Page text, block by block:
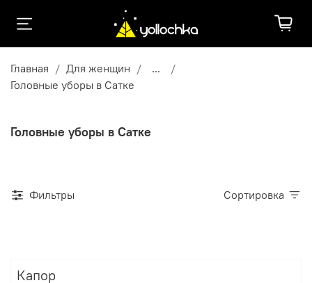
Главная Для женщин
...
Головные уборы в Сатке
Головные уборы в Сатке
Фильтры Сортировка
Капор